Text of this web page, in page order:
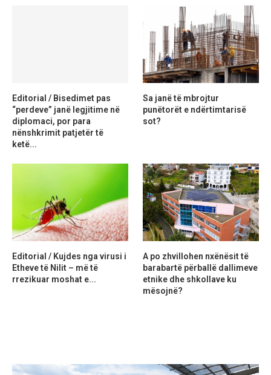
Editorial / Bisedimet pas
“perdeve” janë legjitime në
diplomaci, por para
nënshkrimit patjetër të
ketë...
Sa janë të mbrojtur
punëtorët e ndërtimtarisë
sot?
Editorial / Kujdes nga virusi i
Etheve të Nilit – më të
rrezikuar moshat e...
A po zhvillohen nxënësit të
barabartë përballë dallimeve
etnike dhe shkollave ku
mësojnë?